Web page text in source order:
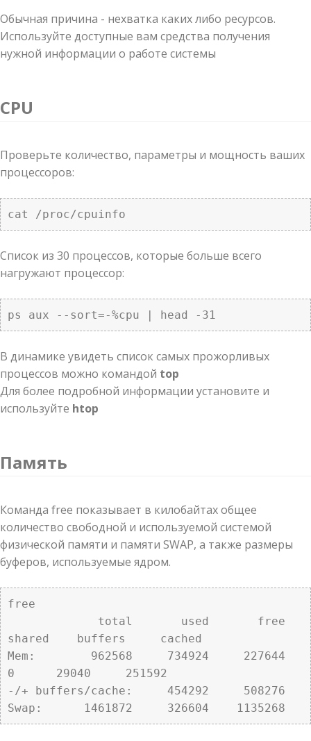
Обычная причина - нехватка каких либо ресурсов.
Используйте доступные вам средства получения
нужной информации о работе системы
CPU
Проверьте количество, параметры и мощность ваших
процессоров:
cat /proc/cpuinfo
Список из 30 процессов, которые больше всего
нагружают процессор:
ps aux --sort=-%cpu | head -31
В динамике увидеть список самых прожорливых
процессов можно командой top
Для более подробной информации установите и
используйте htop
Память
Команда free показывает в килобайтах общее
количество свободной и используемой системой
физической памяти и памяти SWAP, а также размеры
буферов, используемые ядром.
free
shared    buffers     cached
Mem:        962568     734924     227644
0      29040     251592
-/+ buffers/cache:     454292     508276
Swap:      1461872     326604    1135268